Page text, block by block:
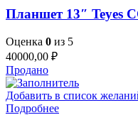
Планшет 13″ Teyes
Оценка 0 из 5
40000,00 ₽
Продано
Добавить в список
Подробнее